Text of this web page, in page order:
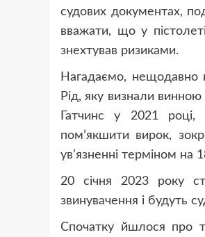
судових документах,
вважати, що у
знехтував ризиками.
Нагадаємо, нещодавно
Рід, яку визнали
Гатчинс у 2021 році,
пом’якшити вирок,
ув’язненні терміном на
20 січня 2023 року
звинувачення і будуть
Спочатку йшлося про